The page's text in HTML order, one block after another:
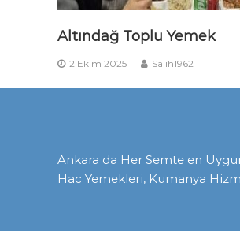
Altındağ Toplu Yemek
2 Ekim 2025 Salih1962
Ankara da Her Semte en
Hac Yemekleri, Kumanya